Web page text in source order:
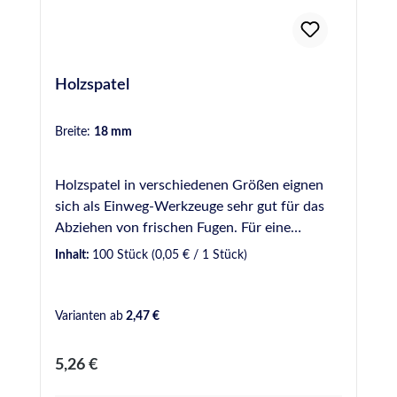
Holzspatel
Breite: 18 mm
Holzspatel in verschiedenen Größen eignen
sich als Einweg-Werkzeuge sehr gut für das
Abziehen von frischen Fugen. Für eine
gleichmäßige und optisch ansprechende Fuge
mm - Gebinde zu 50 Stück 16 mm - Gebinde
20 mm - Gebinde zu 100 Stück 16 mm Griff
geschwungen - Gebinde zu 50 Stück
Inhalt: 100 Stück (0,05 € / 1 Stück)
Varianten ab 2,47 €
Regulärer Preis:
5,26 €